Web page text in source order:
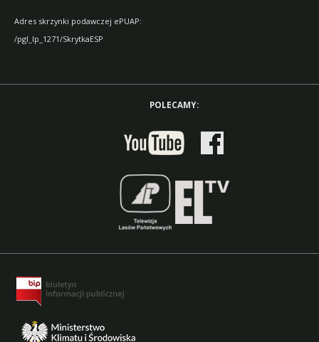
Adres skrzynki podawczej ePUAP:
/pgl_lp_1271/SkrytkaESP
POLECAMY: